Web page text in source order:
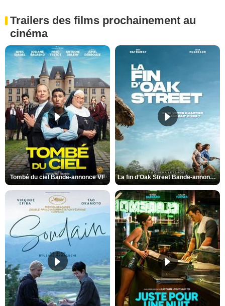
Trailers des films prochainement au
cinéma
Tombé du ciel Bande-annonce VF La fin d’Oak Street Bande-annonce VO STFR